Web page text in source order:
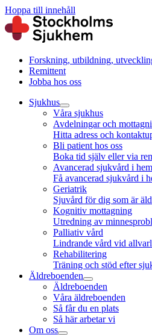
Hoppa till innehåll
Forskning, utbildning,
Remittent
Jobba hos oss
Sjukhus
Våra sjukhus
Avdelningar och
Hitta adress och
Bli patient hos oss
Boka tid själv eller via
Avancerad sjukvård i
Få avancerad sjukvård i
Geriatrik
Sjuvård för dig som är
Kognitiv mottagning
Utredning av
Palliativ vård
Lindrande vård vid
Rehabilitering
Träning och stöd efter
Äldreboenden
Äldreboenden
Våra äldreboenden
Så får du en plats
Så här arbetar vi
Om oss